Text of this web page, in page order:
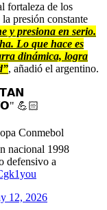
fortaleza de los
presión constante
y presiona en serio.
Lo que hace es
dinámica, logra
, añadió el argentino.
💪🏻
Conmebol
nacional 1998
defensivo a
12, 2026